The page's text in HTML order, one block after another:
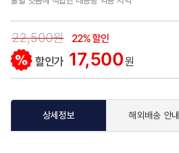
22,500원 22% 할인
할인가 17,500원
상세정보 해외배송 안내